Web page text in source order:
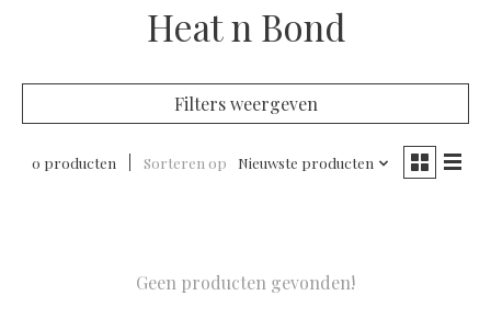
Heat n Bond
Filters weergeven
0 producten Sorteren op Nieuwste producten
Geen producten gevonden!